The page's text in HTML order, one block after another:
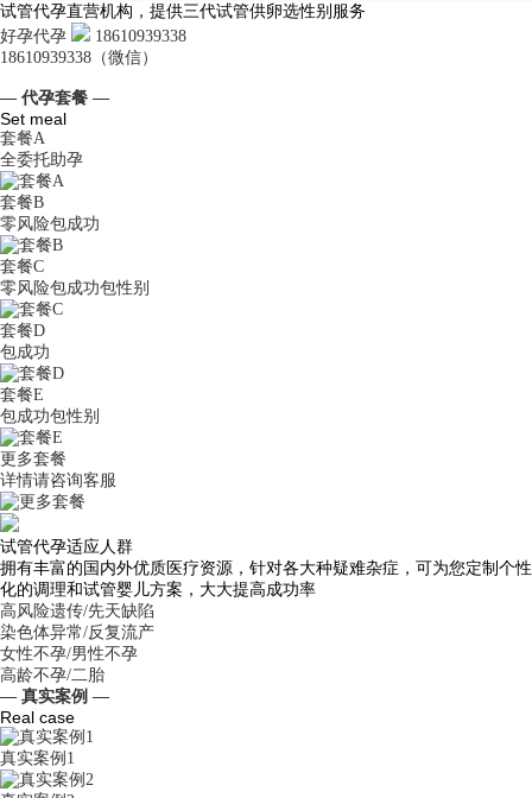
试管代孕直营机构，提供三代试管供卵选性别服务
好孕代孕
18610939338
18610939338（微信）
— 代孕套餐 —
Set meal
套餐A
全委托助孕
套餐B
零风险包成功
套餐C
零风险包成功包性别
套餐D
包成功
套餐E
包成功包性别
更多套餐
详情请咨询客服
试管代孕适应人群
拥有丰富的国内外优质医疗资源，针对各大种疑难杂症，可为您定制个性
化的调理和试管婴儿方案，大大提高成功率
高风险遗传/先天缺陷
染色体异常/反复流产
女性不孕/男性不孕
高龄不孕/二胎
— 真实案例 —
Real case
真实案例1